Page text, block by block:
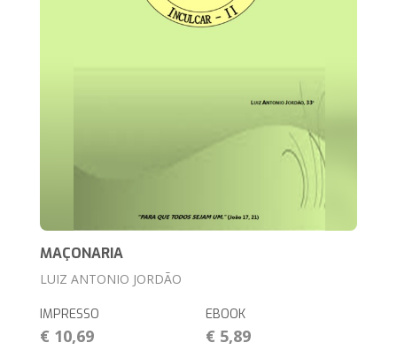
MAÇONARIA
LUIZ ANTONIO JORDÃO
IMPRESSO
€ 10,69
EBOOK
€ 5,89